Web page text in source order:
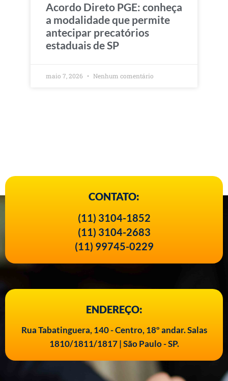
Acordo Direto PGE: conheça
a modalidade que permite
antecipar precatórios
estaduais de SP
maio 7, 2026 Nenhum comentário
CONTATO:
(11) 3104-1852
(11) 3104-2683
(11) 99745-0229
ENDEREÇO:
Rua Tabatinguera, 140 - Centro, 18º andar. Salas
1810/1811/1817 | São Paulo - SP.